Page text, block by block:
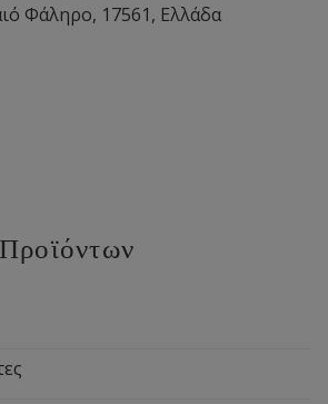
Φάληρο, 17561, Ελλάδα